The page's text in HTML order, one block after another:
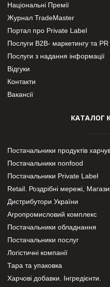
Національні Премії
Журнал TradeMaster
Портал про Private Label
Послуги В2В- маркетингу та PR
Послуги з надання інформації
Відгуки
Контакти
Вакансії
КАТАЛОГ
Постачальники продуктів
Постачальники nonfood
Постачальники Private Label
Retail. Роздрібні мережі,
Дистрибутори України
Агропромисловий комплекс
Постачальники обладнання
Постачальники послуг
Логістичні компанії
Тара та упаковка
Харчові добавки. Інгредієнти.